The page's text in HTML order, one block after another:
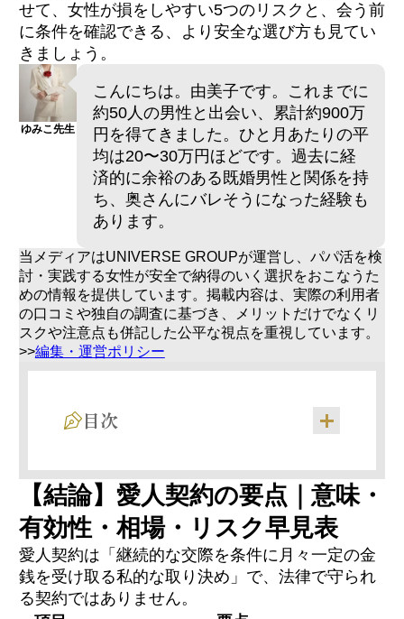
せて、女性が損をしやすい5つのリスクと、会う前
に条件を確認できる、より安全な選び方も見てい
きましょう。
ゆみこ先生
こんにちは。由美子です。これまでに
約50人の男性と出会い、累計約900万
円を得てきました。ひと月あたりの平
均は20〜30万円ほどです。過去に経
済的に余裕のある既婚男性と関係を持
ち、奥さんにバレそうになった経験も
あります。
当メディアはUNIVERSE GROUPが運営し、パパ活を検
討・実践する女性が安全で納得のいく選択をおこなうた
めの情報を提供しています。掲載内容は、実際の利用者
の口コミや独自の調査に基づき、メリットだけでなくリ
スクや注意点も併記した公平な視点を重視しています。
>>編集・運営ポリシー
目次
愛人契約の定義
パパ活との違い
増えている社会背景
【結論】愛人契約の要点｜意味・
有効性・相場・リスク早見表
愛人契約は「継続的な交際を条件に月々一定の金
銭を受け取る私的な取り決め」で、法律で守られ
る契約ではありません。